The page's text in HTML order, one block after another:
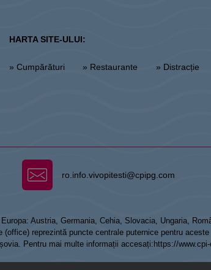
HARTA SITE-ULUI:
» Cumpărături » Restaurante » Distracție
ro.info.vivopitesti@cpipg.com
Austria, Germania, Cehia, Slovacia, Ungaria,
reprezintă puncte centrale puternice pentru
Pentru mai multe informații accesați: https://